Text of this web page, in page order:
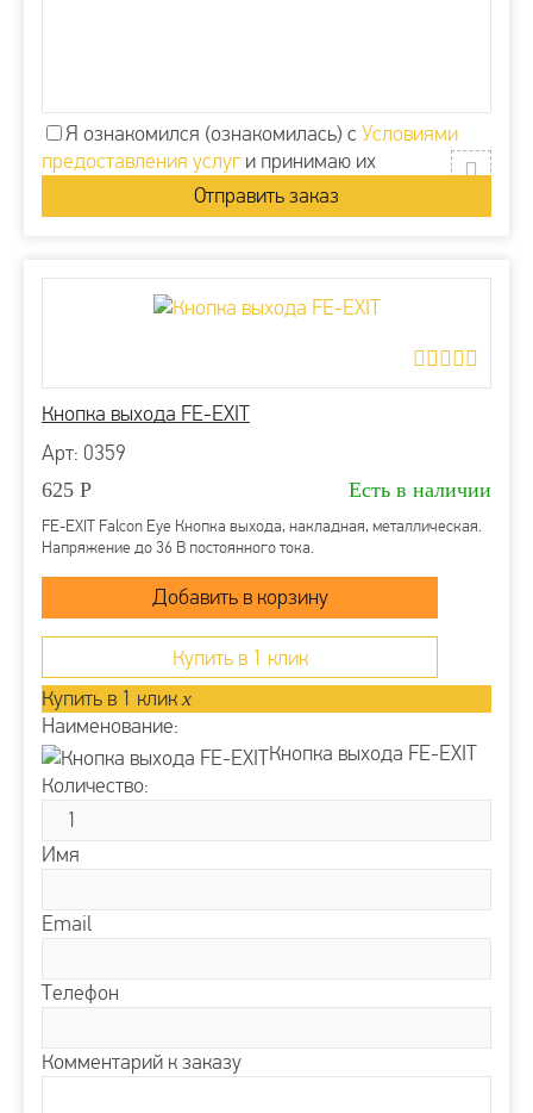
Я ознакомился (ознакомилась) с Условиями
предоставления услуги принимаю их
Кнопка выхода FE-EXIT
Арт: 0359
625 Р Есть в наличии
FE-EXIT Falcon Eye Кнопка выхода, накладная, металлическая.
Напряжение до 36 В постоянного тока.
Купить в 1 клик
Купить в 1 клик x
Наименование:
Кнопка выхода FE-EXIT
Количество:
Имя
Email
Телефон
Комментарий к заказу